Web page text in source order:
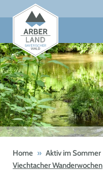
to
content
Home » Aktiv im Sommer
Viechtacher Wanderwochen